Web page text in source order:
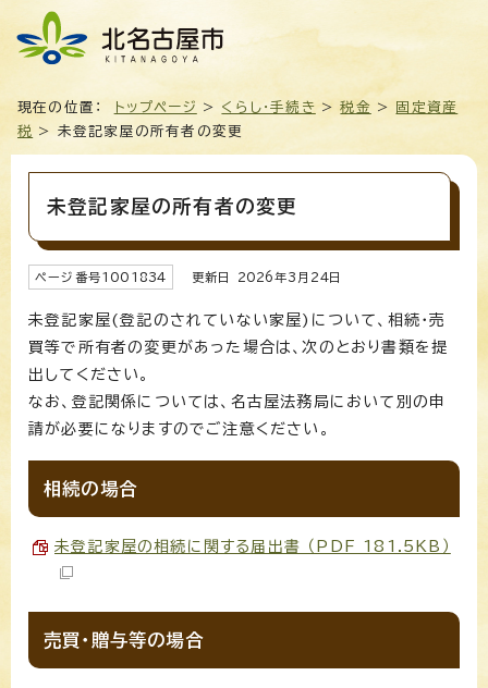
現在の位置： トップページ > くらし・手続き >税金 >
固定資産
税
> 未登記家屋の所有者の変更
未登記家屋の所有者の変更
ページ番号1001834 更新日 2026年3月 24日
未登記家屋(登記のされていない家屋)について、相続・売
買等で所有者の変更があった場合は、次のとおり書類を提
出してください。
なお、登記関係については、名古屋法務局において別の申
請が必要になりますのでご注意ください。
相続の場合
未登記家屋の相続に関する届出書 （PDF 181.5KB）
売買・贈与等の場合